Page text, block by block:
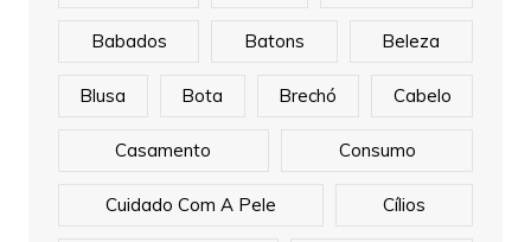
Babados Batons Beleza
Blusa Bota Brechó Cabelo
Casamento Consumo
Cuidado Com A Pele Cílios